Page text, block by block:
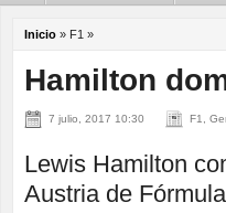
Inicio » F1 »
Hamilton
7 julio, 2017 10:30 F1,
Lewis Hamilton
Austria de